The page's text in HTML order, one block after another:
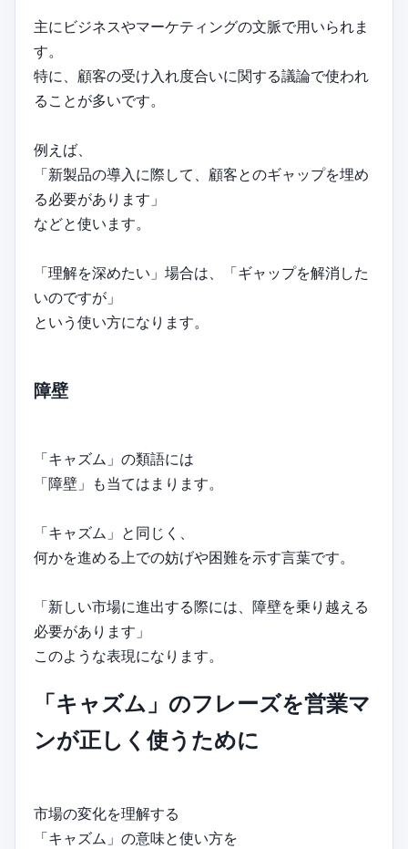
主にビジネスやマーケティングの文脈で用いられま
す。
特に、顧客の受け入れ度合いに関する議論で使われ
ることが多いです。
例えば、
「新製品の導入に際して、顧客とのギャップを埋め
る必要があります」
などと使います。
「理解を深めたい」場合は、「ギャップを解消した
いのですが」
という使い方になります。
障壁
「キャズム」の類語には
「障壁」も当てはまります。
「キャズム」と同じく、
何かを進める上での妨げや困難を示す言葉です。
「新しい市場に進出する際には、障壁を乗り越える
必要があります」
このような表現になります。
「キャズム」のフレーズを営業マ
ンが正しく使うために
市場の変化を理解する
「キャズム」の意味と使い方を